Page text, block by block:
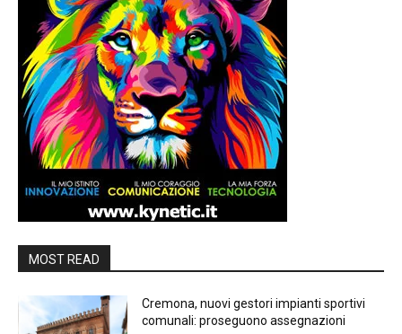
MOST READ
Cremona, nuovi gestori impianti sportivi
comunali: proseguono assegnazioni